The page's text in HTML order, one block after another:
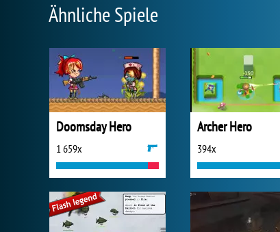
Ähnliche Spiele
Doomsday Hero
1 659x
Archer Hero
394x